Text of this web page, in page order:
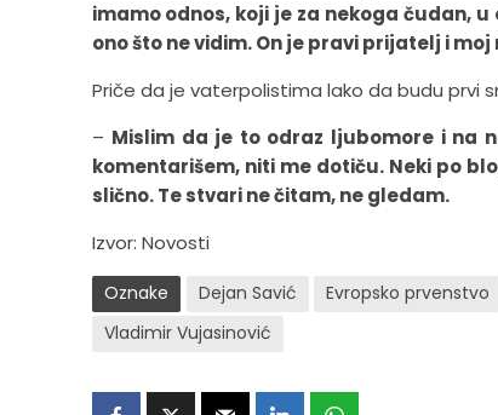
imamo odnos, koji je za nekoga čudan,
ono što ne vidim. On je pravi prijatelj i
Priče da je vaterpolistima lako da budu prvi
– Mislim da je to odraz ljubomore i na
komentarišem, niti me dotiču. Neki po
slično. Te stvari ne čitam, ne gledam.
Izvor: Novosti
Oznake Dejan Savić Evropsko prvenstvo
Vladimir Vujasinović